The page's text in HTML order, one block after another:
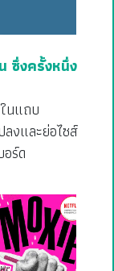
ซึ่งครั้งหนึ่ง
นแถบ
งและย่อไซส์
ร์ด